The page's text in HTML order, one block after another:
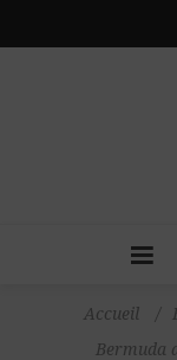
Accueil /
Bermuda